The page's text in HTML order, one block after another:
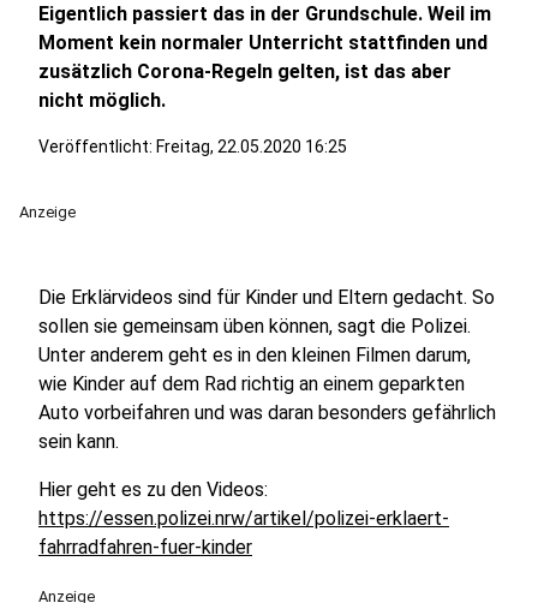
Eigentlich passiert das in der Grundschule. Weil im
Moment kein normaler Unterricht stattfinden und
zusätzlich Corona-Regeln gelten, ist das aber
nicht möglich.
Veröffentlicht: Freitag, 22.05.2020 16:25
Anzeige
Die Erklärvideos sind für Kinder und Eltern gedacht. So
sollen sie gemeinsam üben können, sagt die Polizei.
Unter anderem geht es in den kleinen Filmen darum,
wie Kinder auf dem Rad richtig an einem geparkten
Auto vorbeifahren und was daran besonders gefährlich
sein kann.
Hier geht es zu den Videos:
https://essen.polizei.nrw/artikel/polizei-erklaert-
fahrradfahren-fuer-kinder
Anzeige